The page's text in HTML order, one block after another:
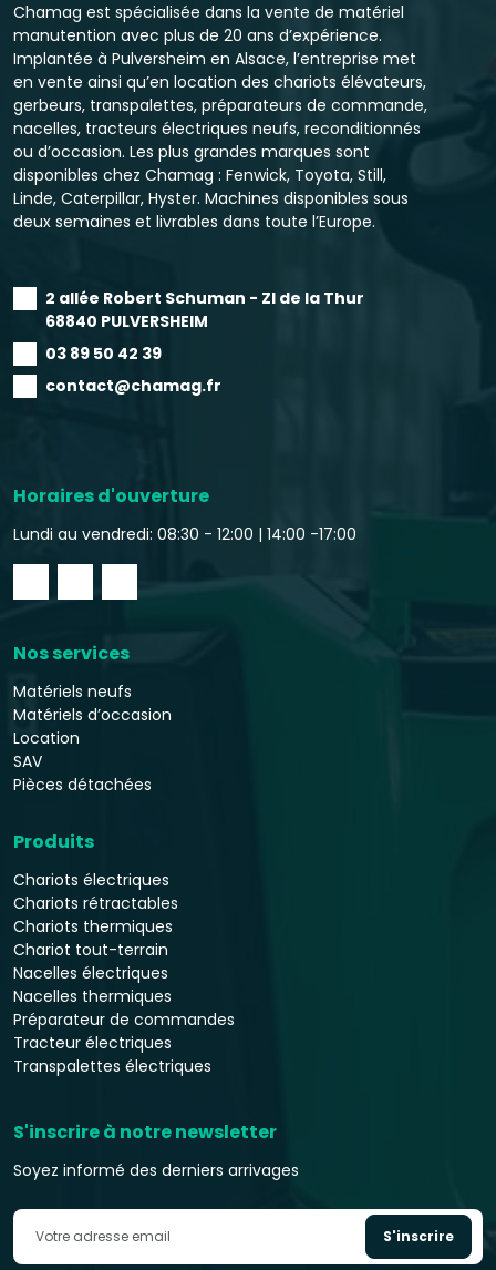
Chamag est spécialisée dans la vente de matériel
manutention avec plus de 20 ans d’expérience.
Implantée à Pulversheim en Alsace, l’entreprise met
en vente ainsi qu’en location des chariots élévateurs,
gerbeurs, transpalettes, préparateurs de commande,
nacelles, tracteurs électriques neufs, reconditionnés
ou d’occasion. Les plus grandes marques sont
disponibles chez Chamag : Fenwick, Toyota, Still,
Linde, Caterpillar, Hyster. Machines disponibles sous
deux semaines et livrables dans toute l’Europe.
2 allée Robert Schuman - ZI de la Thur
68840 PULVERSHEIM
03 89 50 42 39
contact@chamag.fr
Horaires d'ouverture
Lundi au vendredi: 08:30 - 12:00 | 14:00 -17:00
Nos services
Matériels neufs
Matériels d’occasion
Location
SAV
Pièces détachées
Produits
Chariots électriques
Chariots rétractables
Chariots thermiques
Chariot tout-terrain
Nacelles électriques
Nacelles thermiques
Préparateur de commandes
Tracteur électriques
Transpalettes électriques
S'inscrire à notre newsletter
Soyez informé des derniers arrivages
S'inscrire